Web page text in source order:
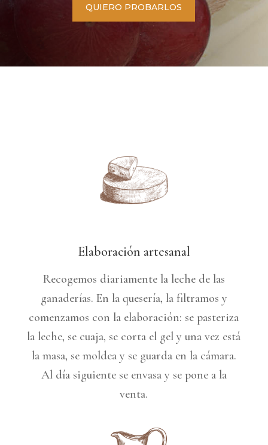
QUIERO PROBARLOS
Elaboración artesanal
Recogemos diariamente la leche de las
ganaderías. En la quesería, la filtramos y
comenzamos con la elaboración: se pasteriza
la leche, se cuaja, se corta el gel y una vez está
la masa, se moldea y se guarda en la cámara.
Al día siguiente se envasa y se pone a la
venta.